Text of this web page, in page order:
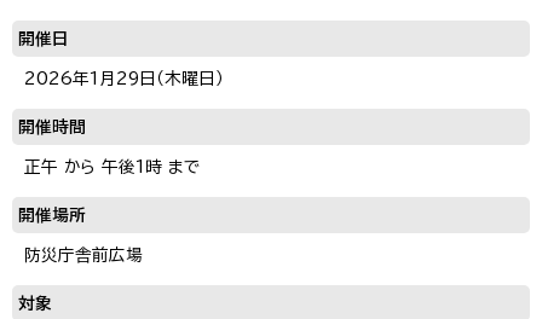
開催日
2026年1月29日（木曜日）
開催時間
正午 から 午後1時 まで
開催場所
防災庁舎前広場
対象